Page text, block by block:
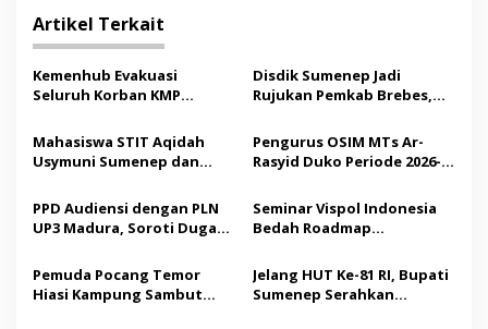
g
a
s
i
p
o
s
Artikel Terkait
Kemenhub Evakuasi
Seluruh Korban KMP
Operator Diaudit
Disdik Sumenep Jadi
Rujukan Pemkab Brebes,
Pendidikan Berbasis
Budaya
Mahasiswa STIT Aqidah
Usymuni Sumenep dan
Jenazah WNI Asal Aceh di
Malaysia
Pengurus OSIM MTs Ar-
Rasyid Duko Periode 2026-
PPD Audiensi dengan PLN
UP3 Madura, Soroti Dugaan
Listrik Desa di Sumenep
Seminar Vispol Indonesia
Bedah Roadmap
Pendidikan dan Hilirisasi
Jadi Kunci
Pemuda Pocang Temor
Hiasi Kampung Sambut
Jelang HUT Ke-81 RI, Bupati
Sumenep Serahkan